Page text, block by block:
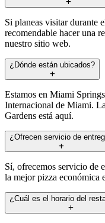
Si planeas visitar durante
recomendable hacer una
nuestro sitio web.
¿Dónde están ubicados?
Estamos en Miami
Internacional de Miami.
Gardens está aquí.
¿Ofrecen servicio de
Sí, ofrecemos servicio de
la mejor pizza económica
¿Cuál es el horario del